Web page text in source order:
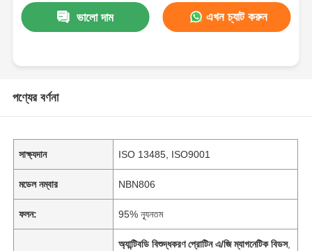
ভালো দাম এখন চ্যাট করুন
পণ্যের বর্ণনা
সাক্ষ্যদান ISO 13485, ISO9001
মডেল নম্বার NBN806
ফলন: 95% ন্যূনতম
অ্যান্টিবডি বিশুদ্ধকরণ প্রোটিন এ/জি ম্যাগনেটিক বিডস,